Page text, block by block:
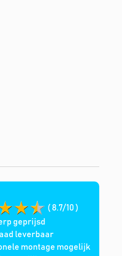
( 8.7/10 )
geprijsd
leverbaar
montage mogelijk